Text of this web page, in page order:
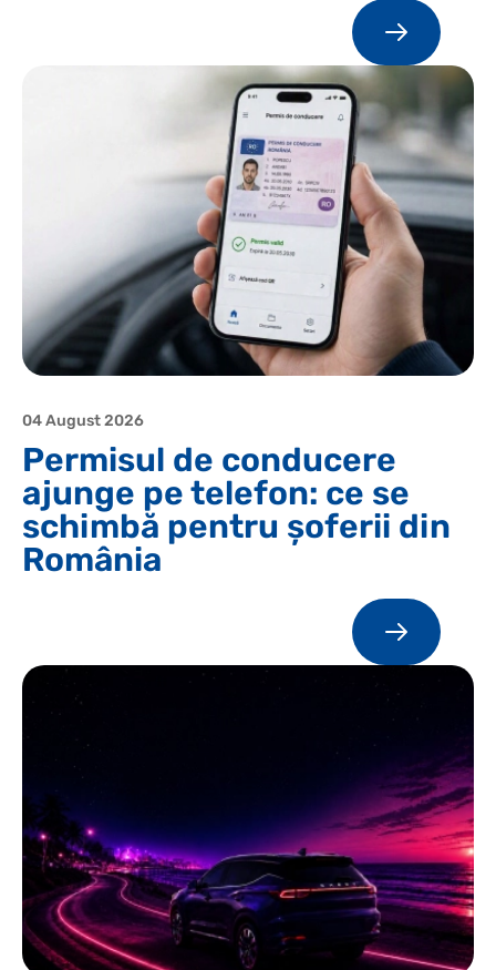
04 August 2026
Permisul de conducere
ajunge pe telefon: ce se
schimbă pentru șoferii din
România